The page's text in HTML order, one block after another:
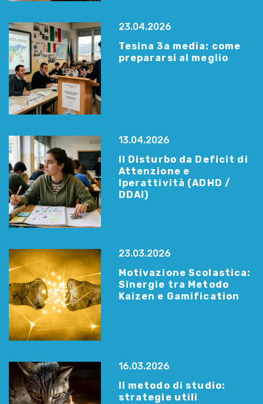
23.04.2026
Tesina 3a media: come
prepararsi al meglio
13.04.2026
Il Disturbo da Deficit di
Attenzione e
Iperattività (ADHD /
DDAI)
23.03.2026
Motivazione Scolastica:
Sinergie tra Metodo
Kaizen e Gamification
16.03.2026
Il metodo di studio:
strategie utili